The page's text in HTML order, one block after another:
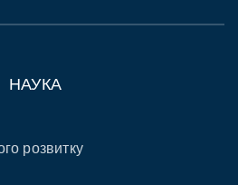
НАУКА
розвитку